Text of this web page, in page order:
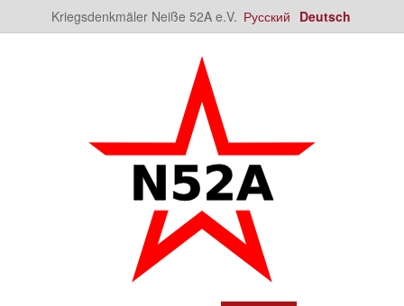
Kriegsdenkmäler Neiße 52A e.V. Русский Deutsch